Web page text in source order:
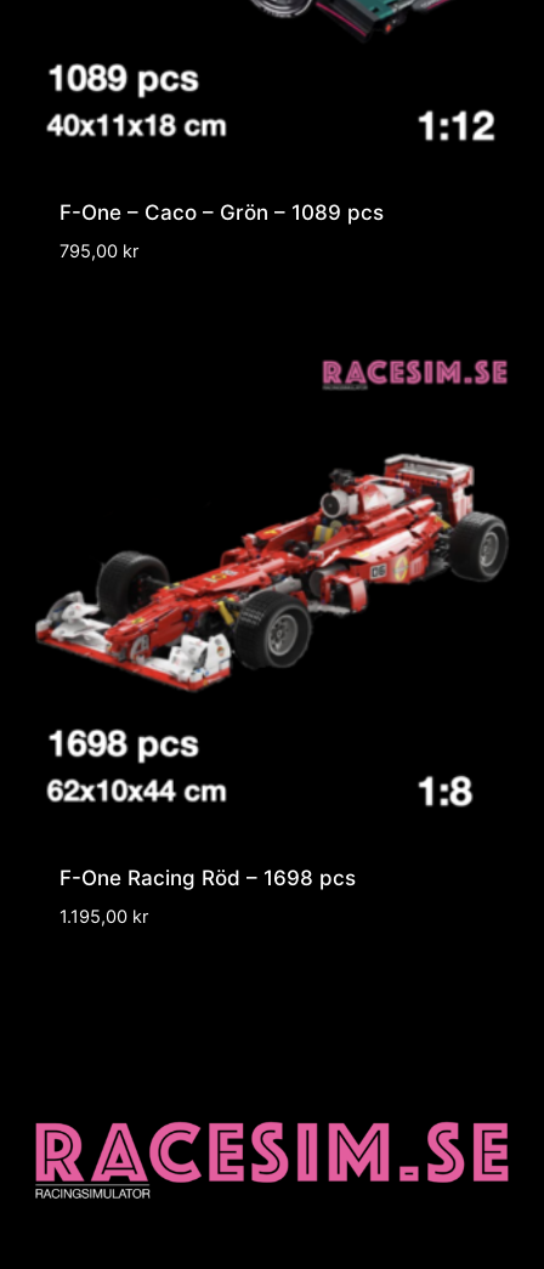
F-One – Caco – Grön – 1089 pcs
795,00 kr
F-One Racing Röd – 1698 pcs
1.195,00 kr